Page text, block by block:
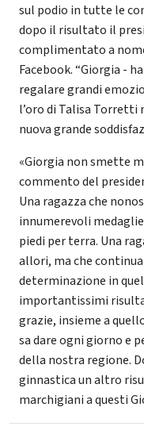
sul podio in tutte le
dopo il risultato il
complimentato a
Facebook. “Giorgia -
regalare grandi
l’oro di Talisa Torretti
nuova grande
«Giorgia non smette
commento del
Una ragazza che
innumerevoli
piedi per terra. Una
allori, ma che
determinazione in
importantissimi
grazie, insieme a
sa dare ogni giorno e
della nostra regione.
ginnastica un altro
marchigiani a questi